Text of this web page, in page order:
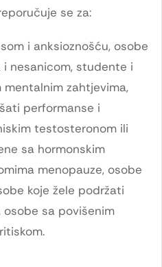
se za:
i anksioznošću, osobe
nesanicom, studente i
zahtjevima,
performanse i
testosteronom ili
sa hormonskim
menopauze, osobe
koje žele podržati
sa povišenim